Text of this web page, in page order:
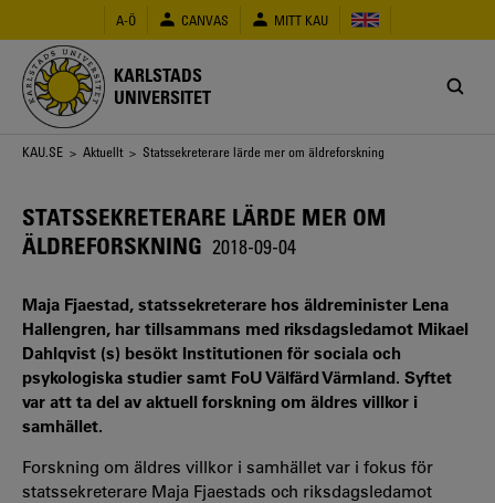
huvudinnehåll
A-Ö CANVAS MITT KAU
KARLSTADS
UNIVERSITET
Länkstig
KAU.SE > Aktuellt > Statssekreterare lärde mer om äldreforskning
STATSSEKRETERARE LÄRDE MER OM
ÄLDREFORSKNING 2018-09-04
Maja Fjaestad, statssekreterare hos äldreminister Lena
Hallengren, har tillsammans med riksdagsledamot Mikael
Dahlqvist (s) besökt Institutionen för sociala och
psykologiska studier samt FoU Välfärd Värmland. Syftet
var att ta del av aktuell forskning om äldres villkor i
samhället.
Forskning om äldres villkor i samhället var i fokus för
statssekreterare Maja Fjaestads och riksdagsledamot